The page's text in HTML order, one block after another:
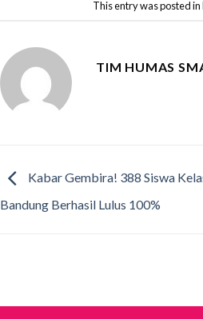
This entry was posted in
TIM HUMAS
Kabar Gembira! 388 Siswa
Bandung Berhasil Lulus 100%